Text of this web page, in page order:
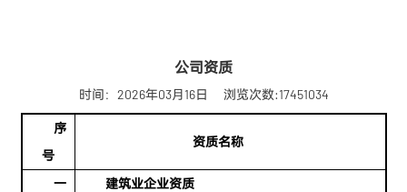
公司资质
时间：2026年03月16日 浏览次数:17451034
序
号
资质名称
一
建筑业企业资质